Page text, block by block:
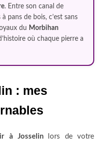
. Entre son canal de
pans de bois, c’est sans
du Morbihan
où chaque pierre a
: mes
à Josselin lors de votre